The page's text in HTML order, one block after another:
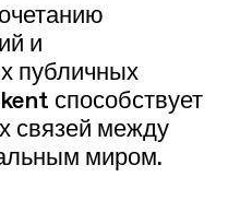
и
публичных
способствует
связей между
миром.